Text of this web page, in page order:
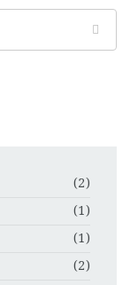
(2)
(1)
(1)
(2)